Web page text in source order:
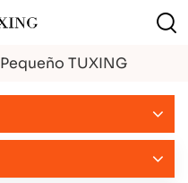
TUXING